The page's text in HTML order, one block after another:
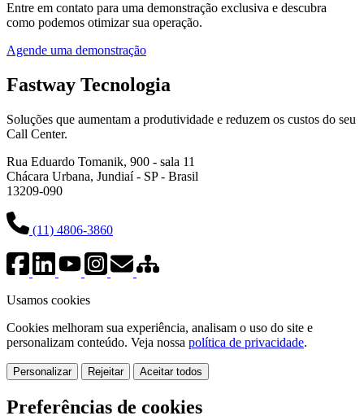
Entre em contato para uma demonstração exclusiva e descubra
como podemos otimizar sua operação.
Agende uma demonstração
Fastway Tecnologia
Soluções que aumentam a produtividade e reduzem os custos do seu
Call Center.
Rua Eduardo Tomanik, 900 - sala 11
Chácara Urbana, Jundiaí - SP - Brasil
13209-090
(11) 4806-3860
Usamos cookies
Cookies melhoram sua experiência, analisam o uso do site e
personalizam conteúdo. Veja nossa política de privacidade.
Personalizar Rejeitar Aceitar todos
Preferências de cookies